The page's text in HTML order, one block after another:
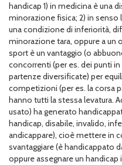
handicap 1) in medicina è una
minorazione fisica; 2) in
una condizione di inferiorità,
minorazione tara, oppure a
sport è un vantaggio (o
concorrenti (per es. dei punti
partenze diversificate) per
competizioni (per es. la corsa
hanno tutti la stessa levatura.
usato) ha generato
handicap, disabile, invalido,
andicappare), cioè mettere in
svantaggiare (è handicappato
oppure assegnare un handicap